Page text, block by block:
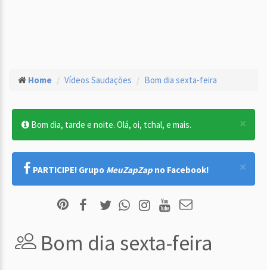
Home Vídeos Saudações Bom dia sexta-feira
×
Bom dia, tarde e noite. Olá, oi, tchal, e mais.
×
PARTICIPE! Grupo MeuZapZap no Facebook!
Bom dia sexta-feira